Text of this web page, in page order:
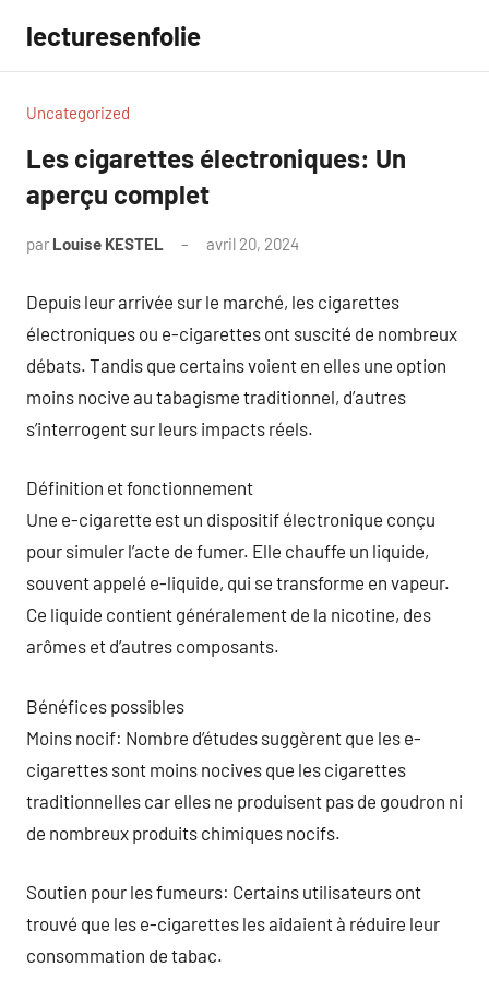
contenu
lecturesenfolie
Uncategorized
Les cigarettes électroniques: Un
aperçu complet
par Louise KESTEL avril 20, 2024
Depuis leur arrivée sur le marché, les cigarettes
électroniques ou e-cigarettes ont suscité de nombreux
débats. Tandis que certains voient en elles une option
moins nocive au tabagisme traditionnel, d’autres
s’interrogent sur leurs impacts réels.
Définition et fonctionnement
Une e-cigarette est un dispositif électronique conçu
pour simuler l’acte de fumer. Elle chauffe un liquide,
souvent appelé e-liquide, qui se transforme en vapeur.
Ce liquide contient généralement de la nicotine, des
arômes et d’autres composants.
Bénéfices possibles
Moins nocif: Nombre d’études suggèrent que les e-
cigarettes sont moins nocives que les cigarettes
traditionnelles car elles ne produisent pas de goudron ni
de nombreux produits chimiques nocifs.
Soutien pour les fumeurs: Certains utilisateurs ont
trouvé que les e-cigarettes les aidaient à réduire leur
consommation de tabac.